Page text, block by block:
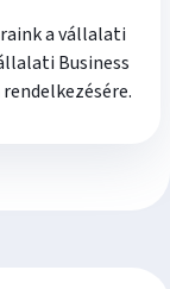
a vállalati
Business